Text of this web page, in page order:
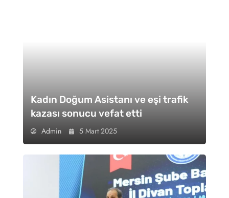
Kadın Doğum Asistanı ve eşi trafik
kazası sonucu vefat etti
Admin 5 Mart 2025